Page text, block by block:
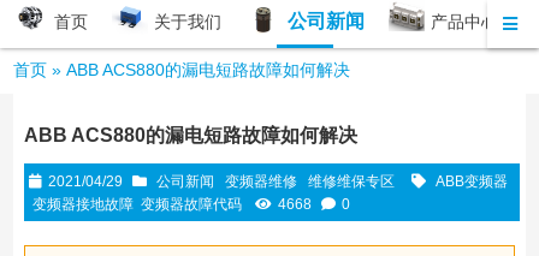
首页 关于我们 公司新闻 产品中心
首页 »ABB ACS880的漏电短路故障如何解决
ABB ACS880的漏电短路故障如何解决
2021/04/29 公司新闻 变频器维修 维修维保专区
ABB变频器
变频器接地故障 变频器故障代码 4668 0